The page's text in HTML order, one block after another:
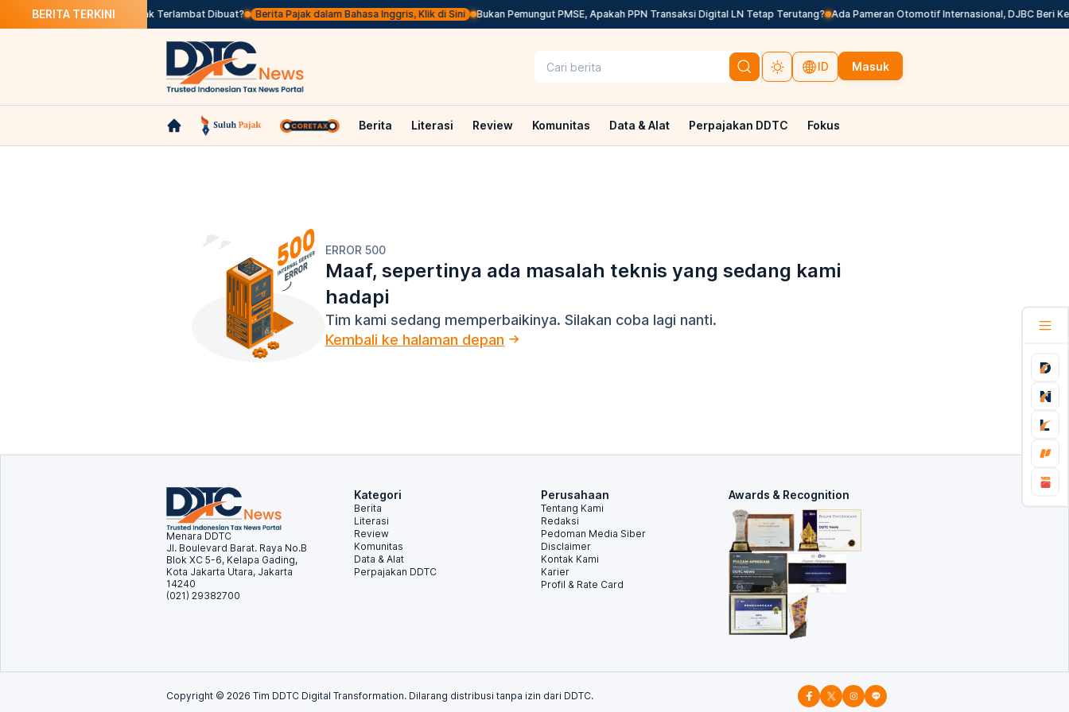
BERITA TERKINI
Seleksi Apa Itu Faktur Pajak Terlambat Dibuat? Berita Pajak dalam Bahasa Inggris, Klik di Sini Bukan Pemungut PMSE, Apakah PPN Transaksi Digital LN Tetap Terutang? Ada Pameran Otomotif Internasional, DJBC Beri
ID Masuk
Berita Literasi Review Komunitas Data & Alat Perpajakan DDTC Fokus
ERROR 500
Maaf, sepertinya ada masalah teknis yang sedang kami
hadapi
Tim kami sedang memperbaikinya. Silakan coba lagi nanti.
Kembali ke halaman depan
Menara DDTC
Jl. Boulevard Barat. Raya No.B
Blok XC 5-6, Kelapa Gading,
Kota Jakarta Utara, Jakarta
14240
(021) 29382700
Kategori
Berita
Literasi
Review
Komunitas
Data & Alat
Perpajakan DDTC
Perusahaan
Tentang Kami
Redaksi
Pedoman Media Siber
Disclaimer
Kontak Kami
Karier
Profil & Rate Card
Awards & Recognition
Copyright © 2026 Tim DDTC Digital Transformation. Dilarang distribusi tanpa izin dari DDTC.